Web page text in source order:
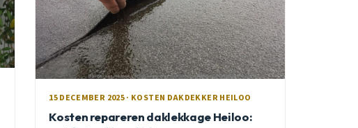
15 DECEMBER 2025 · KOSTEN DAKDEKKER HEILOO
Kosten repareren daklekkage Heiloo: